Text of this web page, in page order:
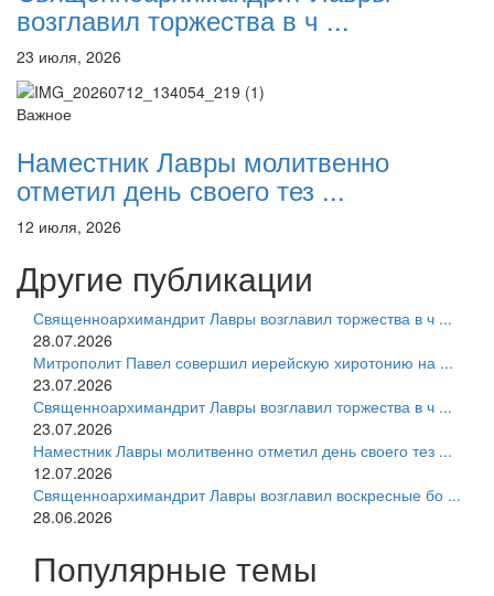
возглавил торжества в ч ...
23 июля, 2026
Важное
Наместник Лавры молитвенно
отметил день своего тез ...
12 июля, 2026
Другие публикации
Священноархимандрит Лавры возглавил торжества в ч ...
28.07.2026
Митрополит Павел совершил иерейскую хиротонию на ...
23.07.2026
Священноархимандрит Лавры возглавил торжества в ч ...
23.07.2026
Наместник Лавры молитвенно отметил день своего тез ...
12.07.2026
Священноархимандрит Лавры возглавил воскресные бо ...
28.06.2026
Популярные темы